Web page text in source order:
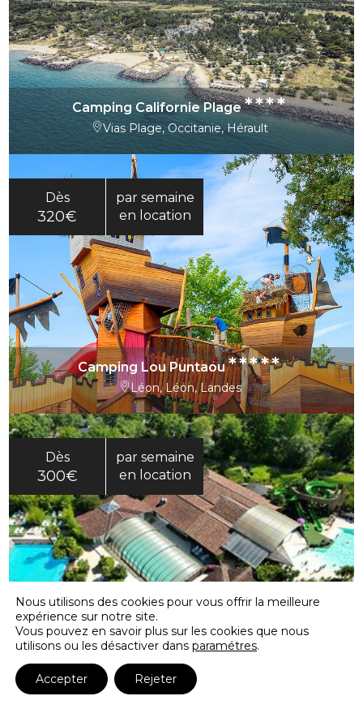
Camping Californie Plage****
Vias Plage, Occitanie, Hérault
Dès
320€
par semaine
en location
Camping Lou Puntaou*****
Léon, Léon, Landes
Dès
300€
par semaine
en location
Camping Sen-Yan*****
Mézos, Mézos, Landes
Nous utilisons des cookies pour vous offrir la meilleure
expérience sur notre site.
Vous pouvez en savoir plus sur les cookies que nous
utilisons ou les désactiver dans paramétres.
Accepter Rejeter